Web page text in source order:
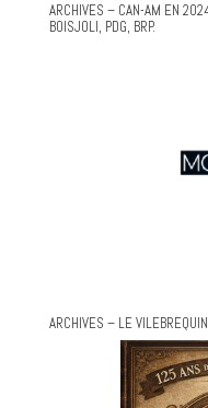
ARCHIVES – CAN-AM EN
BOISJOLI, PDG, BRP.
ARCHIVES – LE